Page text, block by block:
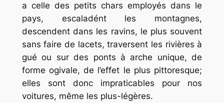
a celle des petits chars employés dans le
pays, escaladént les montagnes,
descendent dans les ravins, le plus souvent
sans faire de lacets, traversent les rivières à
gué ou sur des ponts à arche unique, de
forme ogivale, de l’effet le plus pittoresque;
elles sont donc impraticables pour nos
voitures, même les plus-légères.